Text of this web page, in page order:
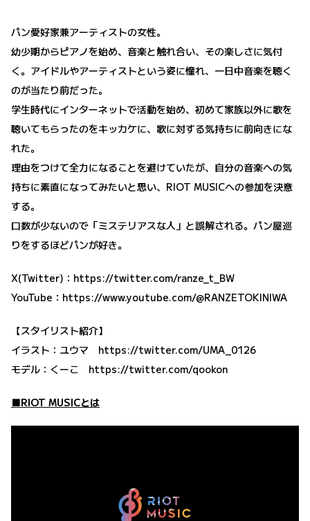
パン愛好家兼アーティストの女性。
幼少期からピアノを始め、音楽と触れ合い、その楽しさに気付
く。アイドルやアーティストという姿に憧れ、一日中音楽を聴く
のが当たり前だった。
学生時代にインターネットで活動を始め、初めて家族以外に歌を
聴いてもらったのをキッカケに、歌に対する気持ちに前向きにな
れた。
理由をつけて全力になることを避けていたが、自分の音楽への気
持ちに素直になってみたいと思い、RIOT MUSICへの参加を決意
する。
口数が少ないので「ミステリアスな人」と誤解される。パン屋巡
りをするほどパンが好き。
X(Twitter)： https://twitter.com/ranze_t_BW
YouTube： https://www.youtube.com/@RANZETOKINIWA
【スタイリスト紹介】
イラスト：ユウマ https://twitter.com/UMA_0126
モデル：くーこ https://twitter.com/qookon
■RIOT MUSICとは